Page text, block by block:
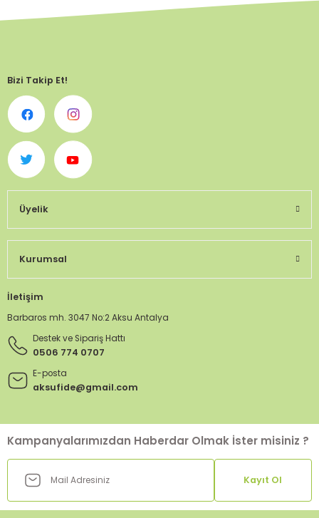
Bizi Takip Et!
Üyelik
Kurumsal
İletişim
Barbaros mh. 3047 No:2 Aksu Antalya
Destek ve Sipariş Hattı
0506 774 0707
E-posta
aksufide@gmail.com
Kampanyalarımızdan Haberdar Olmak İster misiniz ?
Kayıt Ol